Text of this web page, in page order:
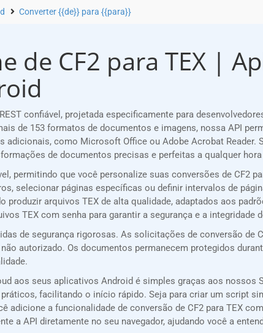
Converter {{de}} para {{para}}
de CF2 para TEX |
confiável, projetada especificamente para
de 153 formatos de documentos e imagens, nossa API
como Microsoft Office ou Adobe Acrobat Reader.
de documentos precisas e perfeitas a qualquer
permitindo que você personalize suas conversões de CF2
selecionar páginas específicas ou definir intervalos de
produzir arquivos TEX de alta qualidade, adaptados aos
TEX com senha para garantir a segurança e a integridade
de segurança rigorosas. As solicitações de conversão de
autorizado. Os documentos permanecem protegidos
aos seus aplicativos Android é simples graças aos nossos
facilitando o início rápido. Seja para criar um script
adicione a funcionalidade de conversão de CF2 para TEX
a API diretamente no seu navegador, ajudando você a